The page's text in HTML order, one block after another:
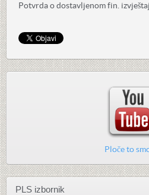
Potvrda o dostavljenom fin.
Ploče to
PLS izbornik